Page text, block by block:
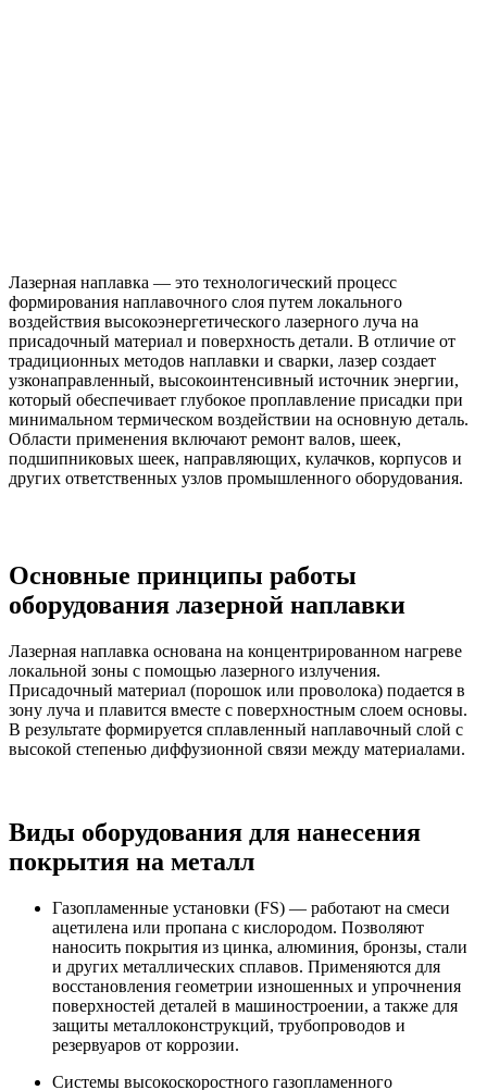
Лазерная наплавка — это технологический процесс
формирования наплавочного слоя путем локального
воздействия высокоэнергетического лазерного луча на
присадочный материал и поверхность детали. В отличие от
традиционных методов наплавки и сварки, лазер создает
узконаправленный, высокоинтенсивный источник энергии,
который обеспечивает глубокое проплавление присадки при
минимальном термическом воздействии на основную деталь.
Области применения включают ремонт валов, шеек,
подшипниковых шеек, направляющих, кулачков, корпусов и
других ответственных узлов промышленного оборудования.
Основные принципы работы
оборудования лазерной наплавки
Лазерная наплавка основана на концентрированном нагреве
локальной зоны с помощью лазерного излучения.
Присадочный материал (порошок или проволока) подается в
зону луча и плавится вместе с поверхностным слоем основы.
В результате формируется сплавленный наплавочный слой с
высокой степенью диффузионной связи между материалами.
Виды оборудования для нанесения
покрытия на металл
Газопламенные установки (FS) — работают на смеси
ацетилена или пропана с кислородом. Позволяют
наносить покрытия из цинка, алюминия, бронзы, стали
и других металлических сплавов. Применяются для
восстановления геометрии изношенных и упрочнения
поверхностей деталей в машиностроении, а также для
защиты металлоконструкций, трубопроводов и
резервуаров от коррозии.
Системы высокоскоростного газопламенного